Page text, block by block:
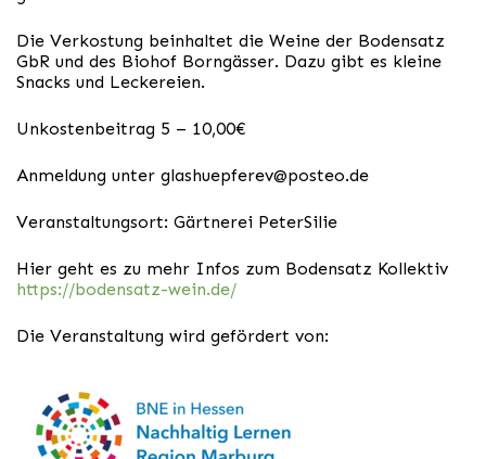
Die Verkostung beinhaltet die Weine der Bodensatz
GbR und des Biohof Borngässer. Dazu gibt es kleine
Snacks und Leckereien.
Unkostenbeitrag 5 – 10,00€
Anmeldung unter glashuepferev@posteo.de
Veranstaltungsort: Gärtnerei PeterSilie
Hier geht es zu mehr Infos zum Bodensatz Kollektiv
https://bodensatz-wein.de/
Die Veranstaltung wird gefördert von: